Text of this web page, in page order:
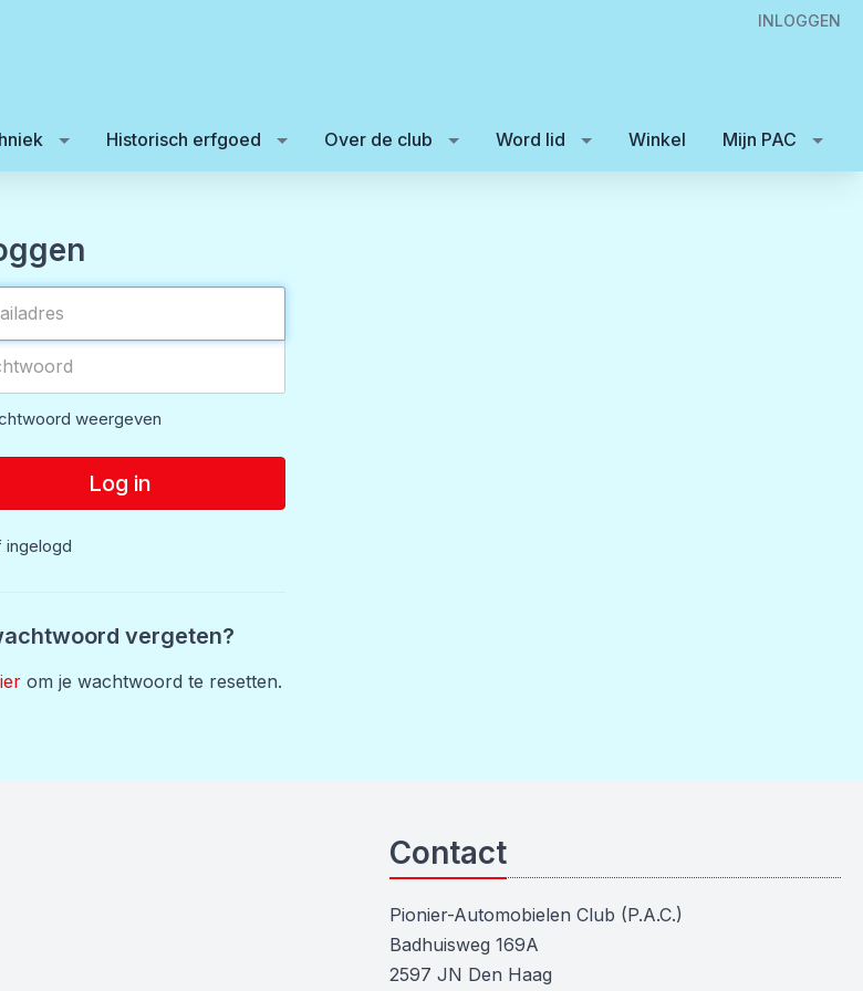
INLOGGEN
Historisch erfgoed Over de club Word lid Winkel Mijn PAC
weergeven
Log in
ingelogd
vergeten?
om je wachtwoord te resetten.
Contact
Pionier-Automobielen Club (P.A.C.)
Badhuisweg 169A
2597 JN Den Haag